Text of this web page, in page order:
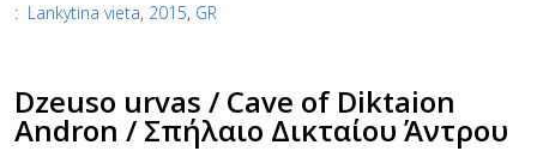
: Lankytina vieta, 2015, GR
Dzeuso urvas / Cave of Diktaion
Andron / Σπήλαιο Δικταίου Άντρου